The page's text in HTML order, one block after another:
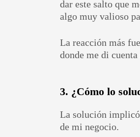
dar este salto que
algo muy valioso
La reacción más
donde me di
3. ¿Cómo lo
La solución implicó
de mi negocio.